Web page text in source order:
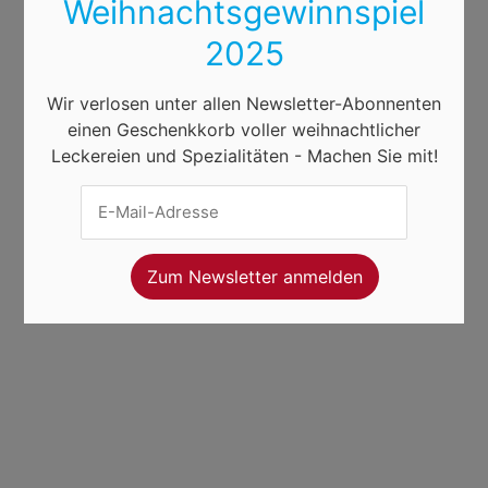
Weihnachtsgewinnspiel
2025
Wir verlosen unter allen Newsletter-Abonnenten
einen Geschenkkorb voller weihnachtlicher
Leckereien und Spezialitäten - Machen Sie mit!